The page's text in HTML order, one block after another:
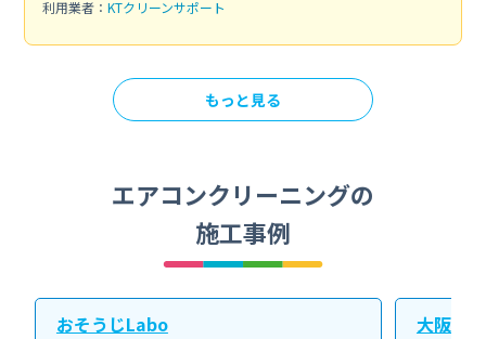
利用業者： KTクリーンサポート
もっと見る
エアコンクリーニングの
施工事例
おそうじLabo 大阪北